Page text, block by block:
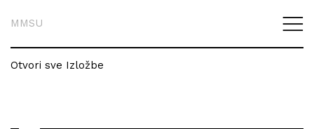
MMSU
Otvori sve Izložbe